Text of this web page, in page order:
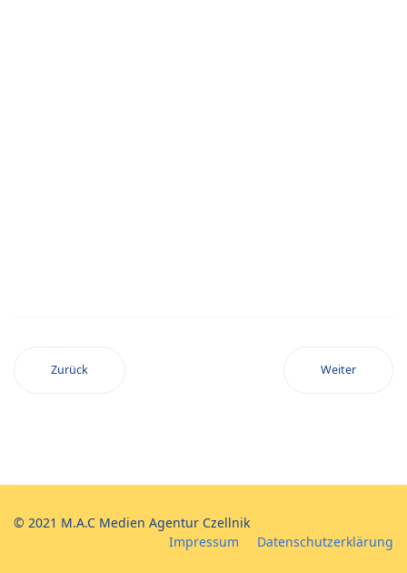
Zurück Weiter
© 2021 M.A.C Medien Agentur Czellnik
Impressum
Datenschutzerklärung